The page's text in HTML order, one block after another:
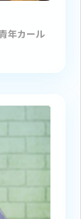
年カール